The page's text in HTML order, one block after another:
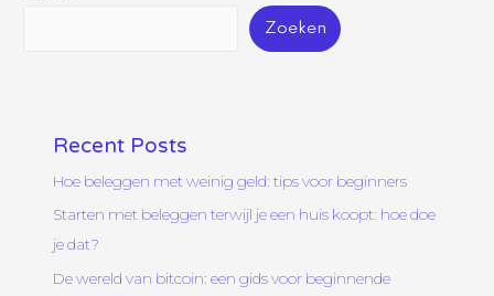
Zoeken
Recent Posts
Hoe beleggen met weinig geld: tips voor beginners
Starten met beleggen terwijl je een huis koopt: hoe doe
je dat?
De wereld van bitcoin: een gids voor beginnende